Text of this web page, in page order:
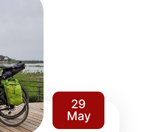
29
May